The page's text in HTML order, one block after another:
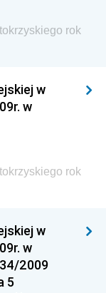
L
i
Pracy i Polityki
i
rok
w
w
rok
w
w
2009
5